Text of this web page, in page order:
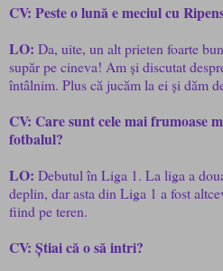
CV: Peste o lună e meciul cu
LO: Da, uite, un alt prieten foarte
supăr pe cineva! Am și discutat
întâlnim. Plus că jucăm la ei și dăm
CV: Care sunt cele mai frumoase
fotbalul?
LO: Debutul în Liga 1. La liga a
deplin, dar asta din Liga 1 a fost
fiind pe teren.
CV: Știai că o să intri?